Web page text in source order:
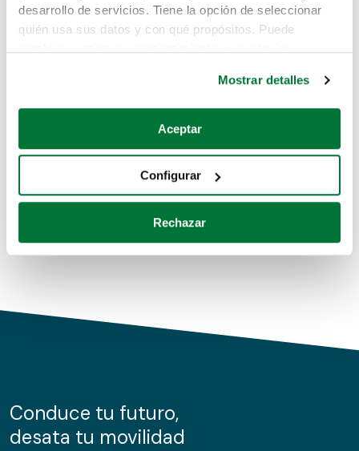
desarrollo de servicios. Tiene la opción de seleccionar
quién usa sus datos y con qué propósitos. Puede
Si lo permite, también quisiéramos:
Recopilar información sobre su ubicación geográfica
Identificar su dispositivo analizándolo activamente
para buscar características específicas (huellas
Obtenga más información sobre cómo se procesan sus
de cookies.
información sobre el uso que haga del sitio web con
nuestros partners de redes sociales, publicidad y análisis
Mostrar detalles
Aceptar
Configurar
Rechazar
Pero puedes encontrar el coche que estás
buscando en alguno de estos enlaces:
Coches de segunda mano
Coches de km0
Conduce tu futuro,
desata tu movilidad